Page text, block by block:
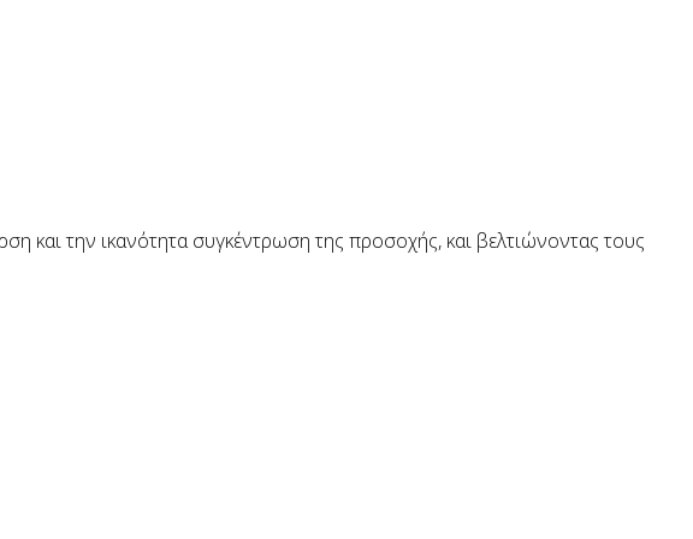
και την ικανότητα συγκέντρωση της προσοχής, και βελτιώνοντας τους